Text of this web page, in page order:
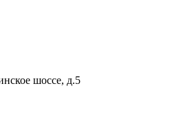
шоссе, д.5